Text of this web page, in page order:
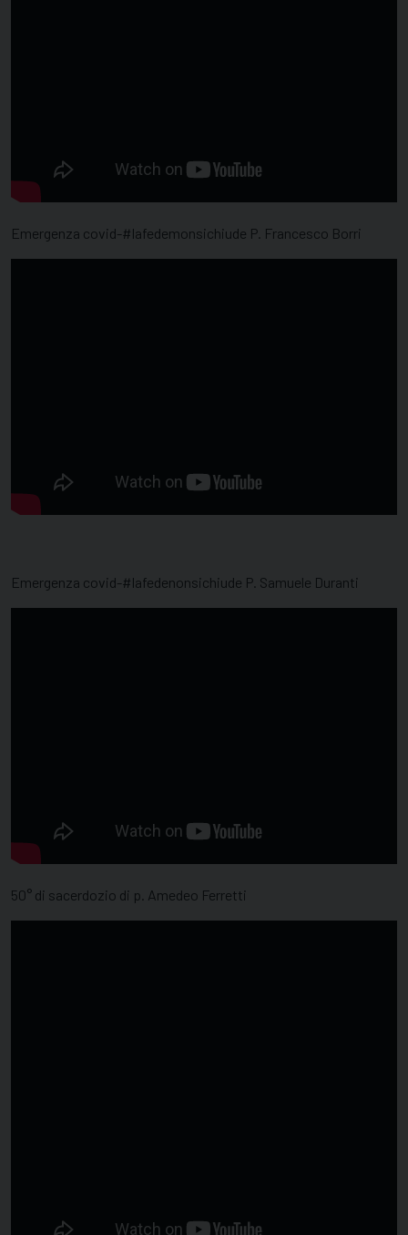
Emergenza covid-#lafedemonsichiude P. Francesco Borri
Emergenza covid-#lafedenonsichiude P. Samuele Duranti
50° di sacerdozio di p. Amedeo Ferretti